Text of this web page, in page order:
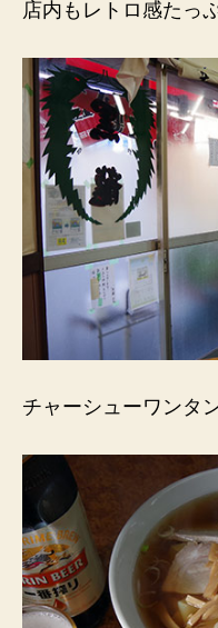
店内もレトロ感たっ
チャーシューワンタ